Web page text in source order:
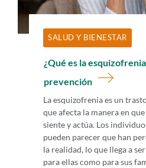
SALUD Y BIENESTAR
¿Qué es la
prevención
La esquizofrenia es un
que afecta la manera en
siente y actúa. Los
pueden parecer que han
la realidad, lo que llega a
para ellas como para sus